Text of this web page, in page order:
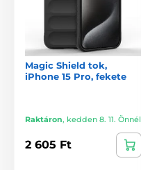
Magic Shield tok,
iPhone 15 Pro, fekete
Raktáron, kedden 8. 11. Önnél
2 605 Ft